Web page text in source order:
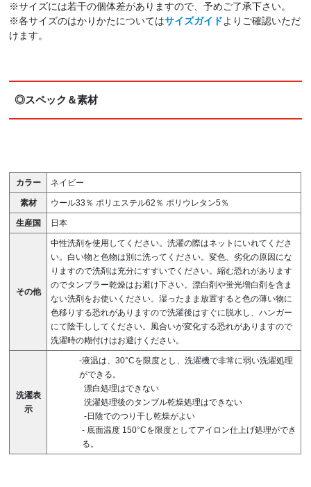
※サイズには若干の個体差がありますので、予めご了承下さい。
※各サイズのはかりかたについてはサイズガイドよりご確認いただ
けます。
◎スペック＆素材
カラー ネイビー
素材 ウール33％ ポリエステル62％ ポリウレタン5％
生産国 日本
その他
中性洗剤を使用してください。洗濯の際はネットにいれてくださ
い。白い物と色物は別に洗ってください。変色、劣化の原因にな
りますので洗剤は充分にすすいでください。縮む恐れがあります
のでタンブラー乾燥はお避け下さい。漂白剤や蛍光増白剤を含ま
ない洗剤をお使いください。湿ったまま放置すると色の薄い物に
色移りする恐れがありますので洗濯後はすぐに脱水し、ハンガー
にて陰干ししてください。風合いが変化する恐れがありますので
洗濯時の糊付けはお避けください。
洗濯表
示
-液温は、30°Cを限度とし、洗濯機で非常に弱い洗濯処理
ができる。
漂白処理はできない
洗濯処理後のタンブル乾燥処理はできない
-日陰でのつり干し乾燥がよい
- 底面温度 150°Cを限度としてアイロン仕上げ処理ができ
る。